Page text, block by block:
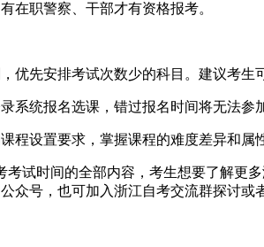
职警察、干部才有资格报考。
先安排考试次数少的科目。建议考生
统报名选课，错过报名时间将无法参加
设置要求，掌握课程的难度差异和属
试时间的全部内容，考生想要了解更
众号，也可加入浙江自考交流群探讨或